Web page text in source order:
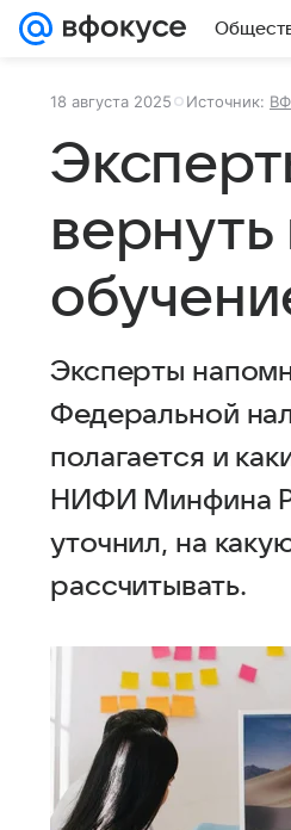
18 августа 2025 Источник:
вернуть
Эксперты
Федеральной
полагается и
НИФИ Минфина
уточнил, на
рассчитывать.